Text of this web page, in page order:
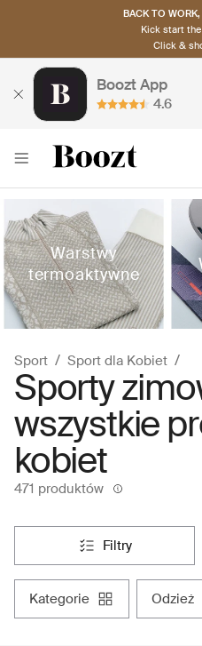
BACK TO
Kick start
Click &
Boozt App
4.6
Warstwy
termoaktywne
Sport Sport dla Kobiet
Sporty
wszystkie
kobiet
471 produktów
filtry
kategorie odzież